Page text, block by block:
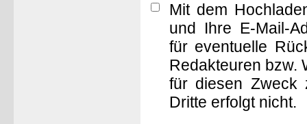
Mit dem
und Ihre E-Mail-
für eventuelle
Redakteuren bzw.
für diesen Zweck
Dritte erfolgt nicht.